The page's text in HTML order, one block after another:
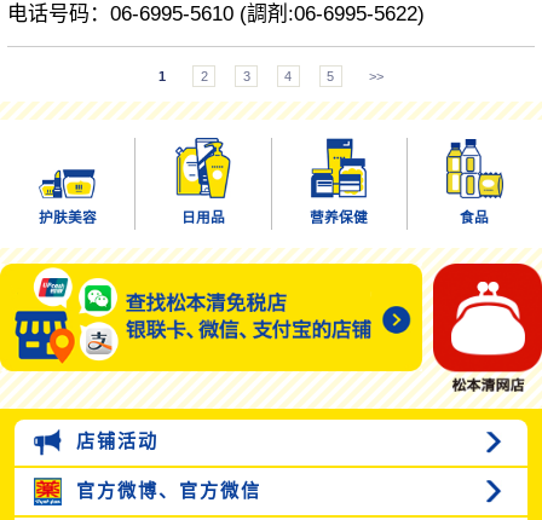
电话号码：06-6995-5610 (調剤:06-6995-5622)
1 2 3 4 5 >>
护肤美容 日用品 营养保健 食品
店铺活动
官方微博、 官方微信